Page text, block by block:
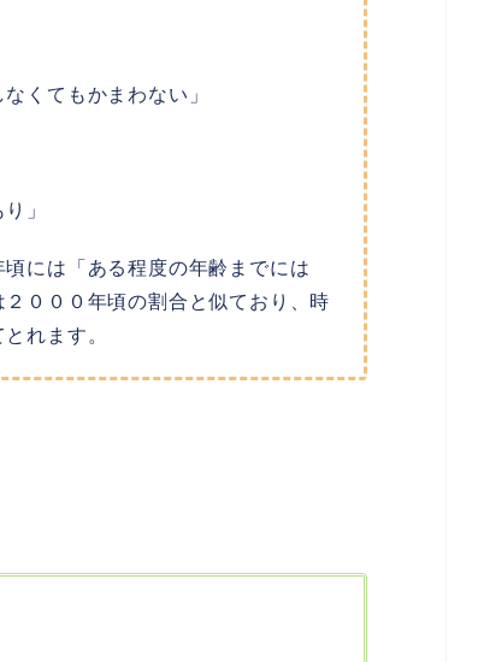
くてもかまわない」
」
には「ある程度の年齢までには
０００年頃の割合と似ており、時
れます。